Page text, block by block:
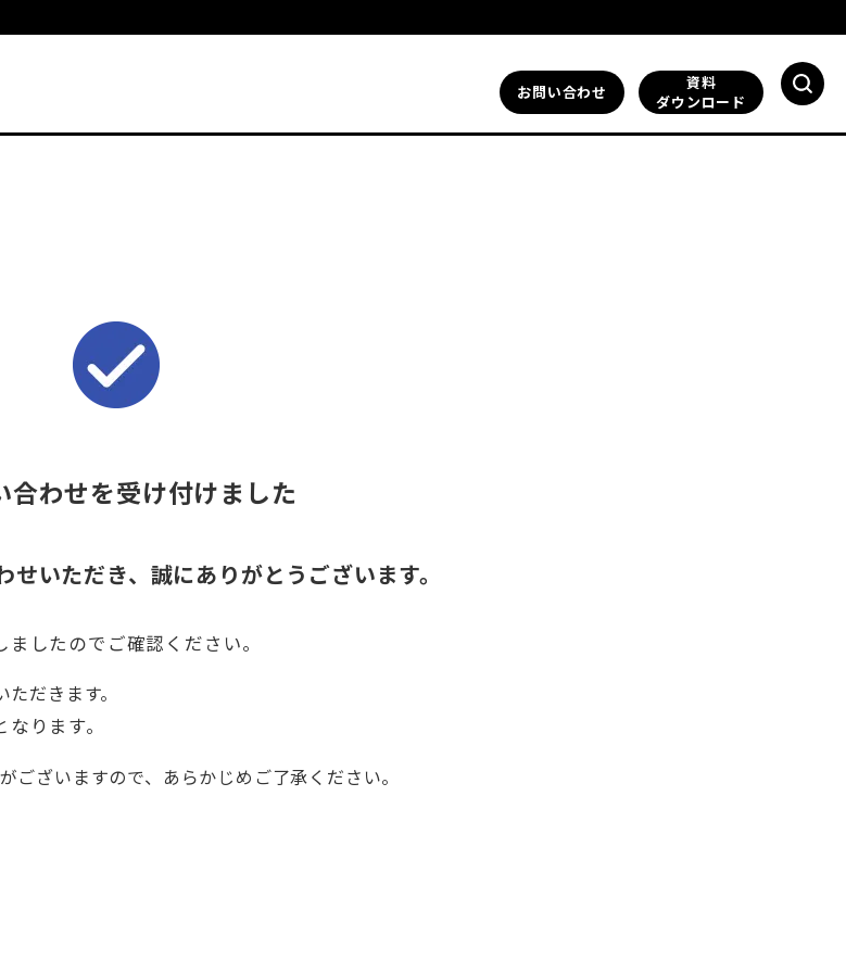
お問い合わせ
資料
ダウンロード
合わせを受け付けました
せいただき、誠にありがとうございます。
したのでご確認ください。
だきます。
ります。
ざいますので、あらかじめご了承ください。